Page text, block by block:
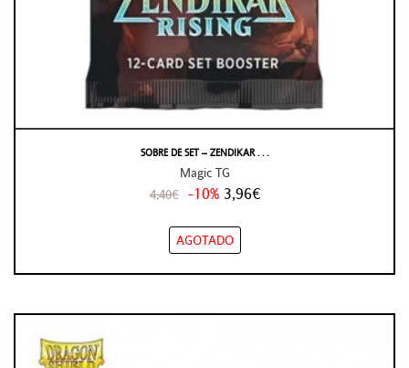
SOBRE DE SET – ZENDIKAR . . .
Magic TG
4,40€ -10% 3,96€
AGOTADO